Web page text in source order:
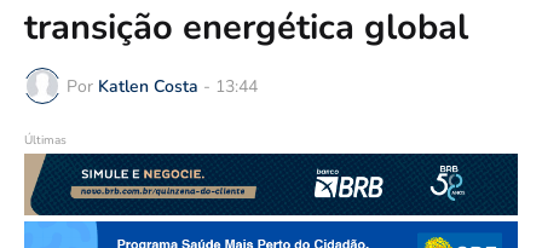
transição energética global
Por Katlen Costa - 13:44
Últimas